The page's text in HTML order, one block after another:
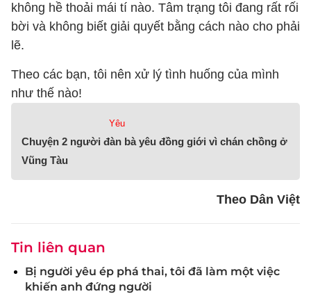
không hề thoải mái tí nào. Tâm trạng tôi đang rất rối
bời và không biết giải quyết bằng cách nào cho phải
lẽ.
Theo các bạn, tôi nên xử lý tình huống của mình
như thế nào!
Yêu
Chuyện 2 người đàn bà yêu đồng giới vì chán chồng ở
Vũng Tàu
Theo Dân Việt
Tin liên quan
Bị người yêu ép phá thai, tôi đã làm một việc
khiến anh đứng người